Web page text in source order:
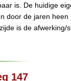
is. De huidige
door de jaren heen
is de afwerking/
147